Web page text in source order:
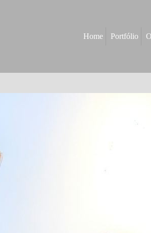
Home Portfólio